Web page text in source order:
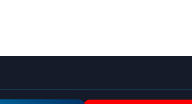
✊ Trámite: Afiliarse al Sindicato